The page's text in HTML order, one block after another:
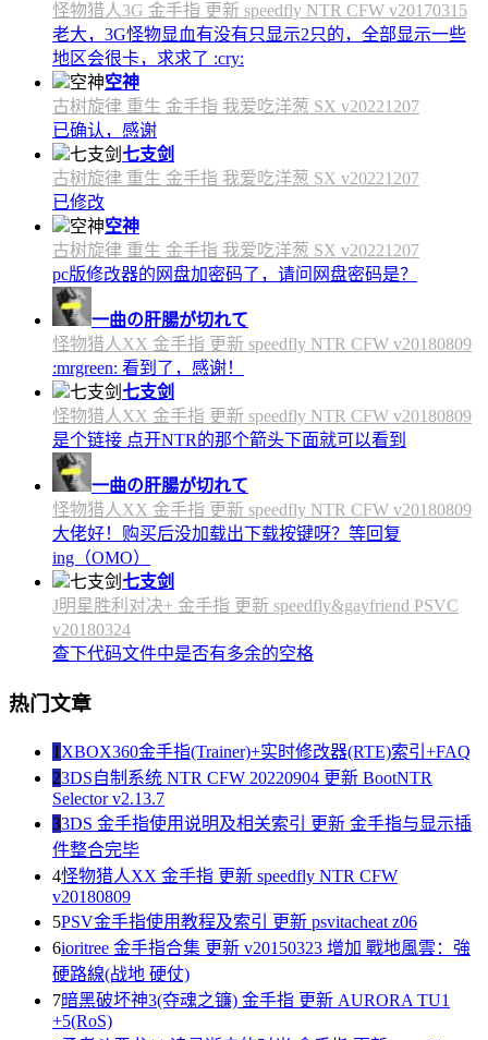
怪物猎人3G 金手指 更新 speedfly NTR CFW v20170315
老大，3G怪物显血有没有只显示2只的，全部显示一些
地区会很卡，求求了 :cry:
空神
古树旋律 重生 金手指 我爱吃洋葱 SX v20221207
已确认，感谢
七支剑
古树旋律 重生 金手指 我爱吃洋葱 SX v20221207
已修改
空神
古树旋律 重生 金手指 我爱吃洋葱 SX v20221207
pc版修改器的网盘加密码了，请问网盘密码是？
一曲の肝腸が切れて
怪物猎人XX 金手指 更新 speedfly NTR CFW v20180809
:mrgreen: 看到了，感谢！
七支剑
怪物猎人XX 金手指 更新 speedfly NTR CFW v20180809
是个链接 点开NTR的那个箭头下面就可以看到
一曲の肝腸が切れて
怪物猎人XX 金手指 更新 speedfly NTR CFW v20180809
大佬好！购买后没加载出下载按键呀？等回复
ing（OMO）
七支剑
J明星胜利对决+ 金手指 更新 speedfly&gayfriend PSVC
v20180324
查下代码文件中是否有多余的空格
热门文章
1 XBOX360金手指(Trainer)+实时修改器(RTE)索引+FAQ
23DS自制系统 NTR CFW 20220904 更新 BootNTR
Selector v2.13.7
33DS 金手指使用说明及相关索引 更新 金手指与显示插
件整合完毕
4怪物猎人XX 金手指 更新 speedfly NTR CFW
v20180809
5PSV金手指使用教程及索引 更新 psvitacheat z06
6ioritree 金手指合集 更新 v20150323 增加 戰地風雲：強
硬路線(战地 硬仗)
7暗黑破坏神3(夺魂之镰) 金手指 更新 AURORA TU1
+5(RoS)